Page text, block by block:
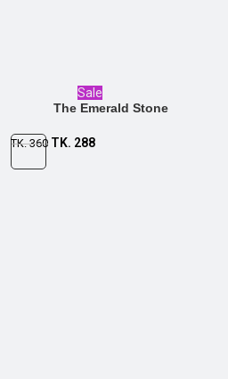
Sale
The Emerald Stone
TK.360 TK. 288